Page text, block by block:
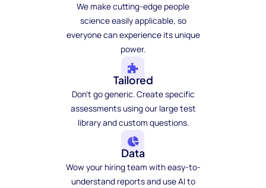
We make cutting-edge people
science easily applicable, so
everyone can experience its unique
power.
Tailored
Don't go generic. Create specific
assessments using our large test
library and custom questions.
Data
Wow your hiring team with easy-to-
understand reports and use AI to